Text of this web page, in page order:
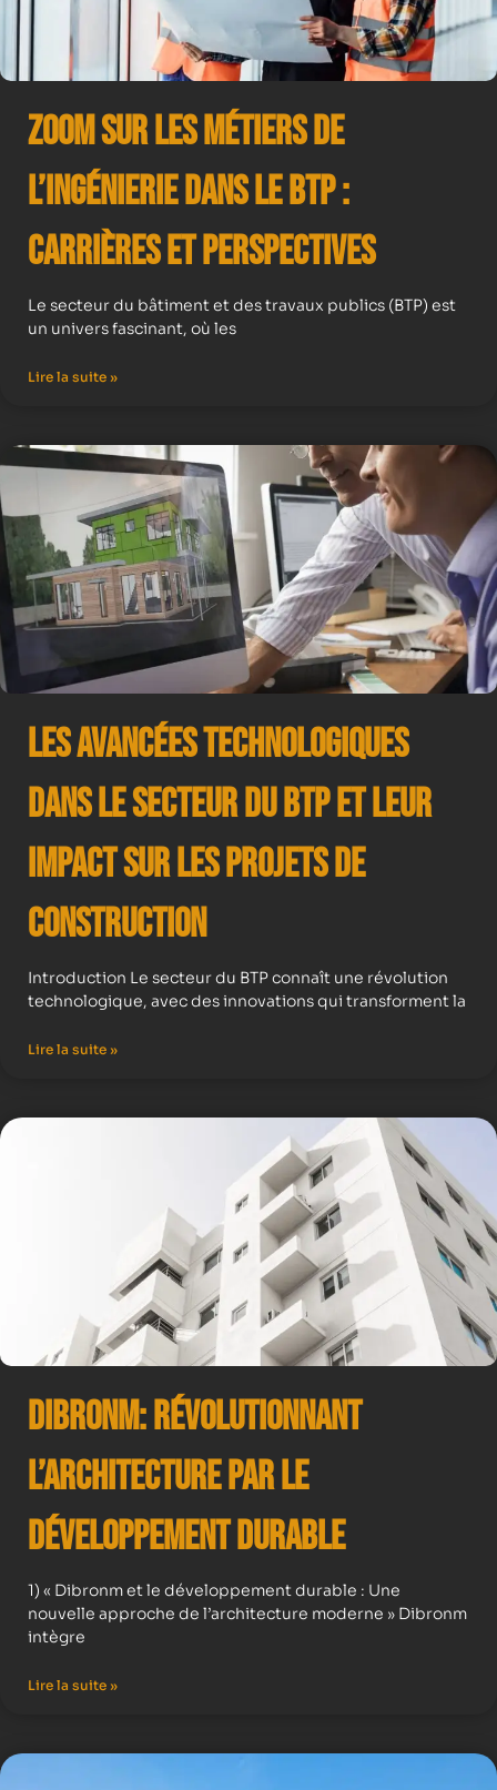
Zoom sur les Métiers de
l’Ingénierie dans le BTP :
Carrières et Perspectives
Le secteur du bâtiment et des travaux publics (BTP) est
un univers fascinant, où les
Lire la suite »
Les avancées technologiques
dans le secteur du BTP et leur
impact sur les projets de
construction
Introduction Le secteur du BTP connaît une révolution
technologique, avec des innovations qui transforment la
Lire la suite »
Dibronm: Révolutionnant
l’Architecture par le
Développement Durable
1) « Dibronm et le développement durable : Une
nouvelle approche de l’architecture moderne » Dibronm
intègre
Lire la suite »